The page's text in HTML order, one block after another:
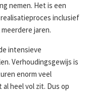
nemen. Het is een
inclusief
jaren.
intensieve
Verhoudingsgewijs is
enorm veel
heel vol zit. Dus op